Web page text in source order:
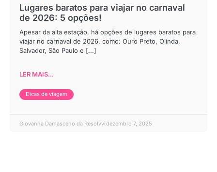
Lugares baratos para viajar no carnaval
de 2026: 5 opções!
Apesar da alta estação, há opções de lugares baratos para
viajar no carnaval de 2026, como: Ouro Preto, Olinda,
Salvador, São Paulo e [...]
LER MAIS...
Dicas de viagem
Giovanna Damasceno da Resolvvidezembro 7, 2025